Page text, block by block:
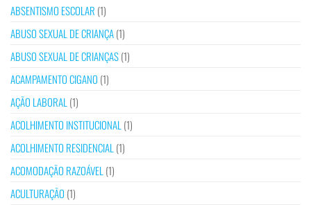
ABSENTISMO ESCOLAR (1)
ABUSO SEXUAL DE CRIANÇA(1)
ABUSO SEXUAL DE CRIANÇAS(1)
ACAMPAMENTO CIGANO (1)
AÇÃO LABORAL (1)
ACOLHIMENTO INSTITUCIONAL (1)
ACOLHIMENTO RESIDENCIAL (1)
ACOMODAÇÃO RAZOÁVEL (1)
ACULTURAÇÃO (1)